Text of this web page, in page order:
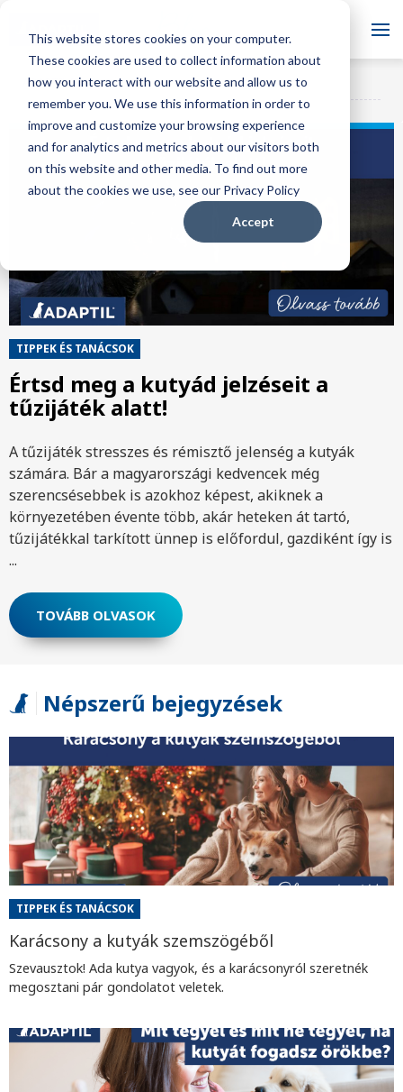
This website stores cookies on your computer.
These cookies are used to collect information about
how you interact with our website and allow us to
remember you. We use this information in order to
improve and customize your browsing experience
and for analytics and metrics about our visitors both
on this website and other media. To find out more
about the cookies we use, see our Privacy Policy
Accept
Blog
ADAPTIL Blog
TIPPEK ÉS TANÁCSOK
Értsd meg a kutyád jelzéseit a
tűzijáték alatt!
A tűzijáték stresszes és rémisztő jelenség a kutyák
számára. Bár a magyarországi kedvencek még
szerencsésebbek is azokhoz képest, akiknek a
környezetében évente több, akár heteken át tartó,
tűzijátékkal tarkított ünnep is előfordul, gazdiként így is
...
TOVÁBB OLVASOK
Népszerű bejegyzések
TIPPEK ÉS TANÁCSOK
Karácsony a kutyák szemszögéből
Szevausztok! Ada kutya vagyok, és a karácsonyról szeretnék
megosztani pár gondolatot veletek.
Szeretnél feliratkozni a
blogunkra? FELIRATKOZÁS